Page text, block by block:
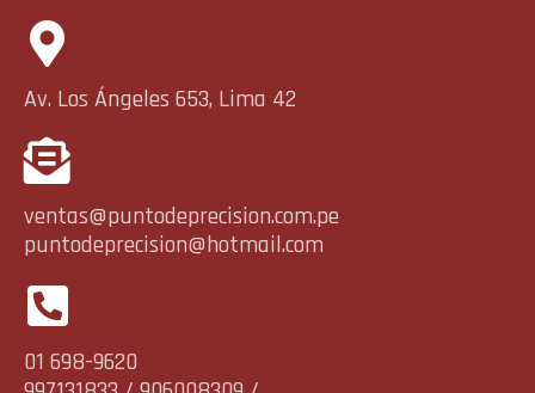
Av. Los Ángeles 653, Lima 42
ventas@puntodeprecision.com.pe
puntodeprecision@hotmail.com
01 698-9620